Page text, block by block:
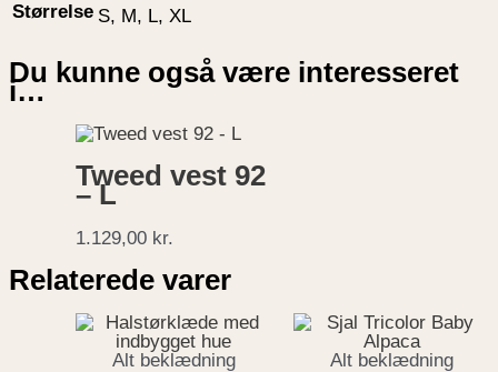
Størrelse S, M, L, XL
Du kunne også være interesseret
i…
Tweed vest 92
– L
1.129,00 kr.
Relaterede varer
Alt beklædning Alt beklædning